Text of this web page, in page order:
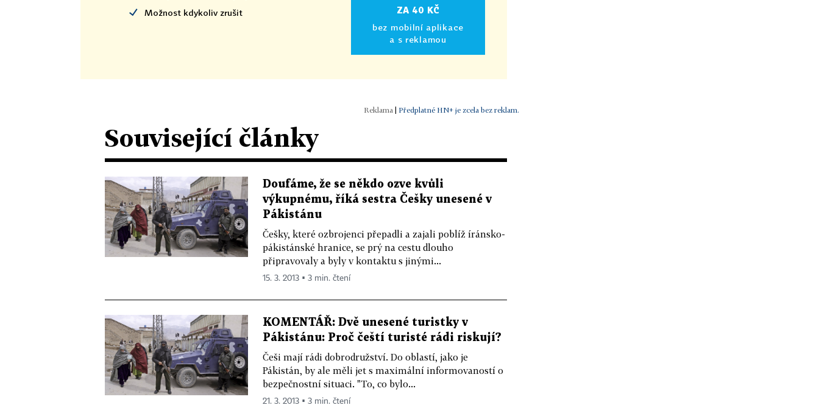
Možnost kdykoliv zrušit
ZA 40 KČ
bez mobilní aplikace
a s reklamou
| Předplatné HN+ je zcela bez reklam.
Související články
Doufáme, že se někdo ozve kvůli
výkupnému, říká sestra Češky unesené v
Pákistánu
Češky, které ozbrojenci přepadli a zajali poblíž íránsko-
pákistánské hranice, se prý na cestu dlouho
připravovaly a byly v kontaktu s jinými...
15. 3. 2013 ▪ 3 min. čtení
KOMENTÁŘ: Dvě unesené turistky v
Pákistánu: Proč čeští turisté rádi riskují?
Češi mají rádi dobrodružství. Do oblastí, jako je
Pákistán, by ale měli jet s maximální informovaností o
bezpečnostní situaci. "To, co bylo...
21. 3. 2013 ▪ 3 min. čtení